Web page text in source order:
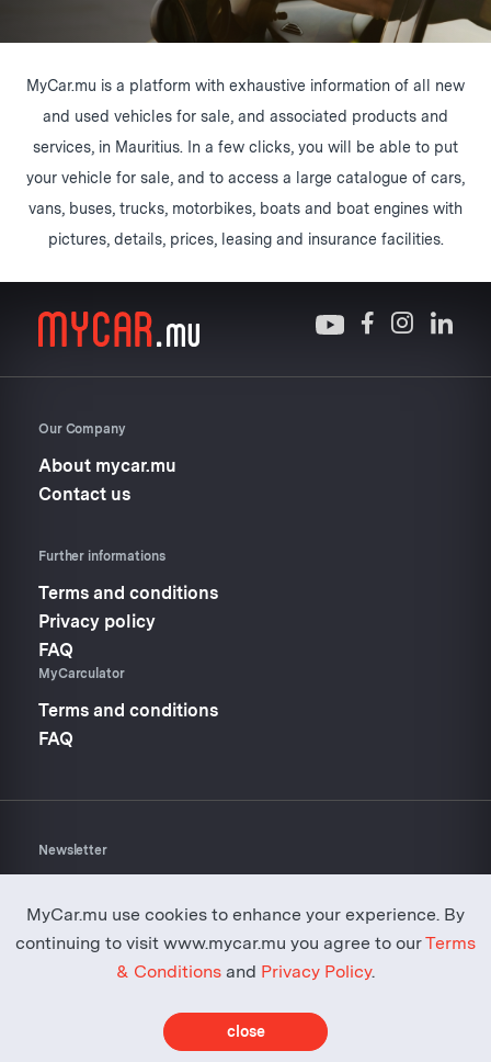
MyCar.mu is a platform with exhaustive information of all new
and used vehicles for sale, and associated products and
services, in Mauritius. In a few clicks, you will be able to put
your vehicle for sale, and to access a large catalogue of cars,
vans, buses, trucks, motorbikes, boats and boat engines with
pictures, details, prices, leasing and insurance facilities.
Our Company
About mycar.mu
Contact us
Further informations
Terms and conditions
Privacy policy
FAQ
MyCarculator
Terms and conditions
FAQ
Newsletter
© Copyright 2014 - 2026 -MyCar.mu- All rights reserved
MyCar.mu use cookies to enhance your experience. By
continuing to visit www.mycar.mu you agree to ourTerms
& Conditions and Privacy Policy.
close